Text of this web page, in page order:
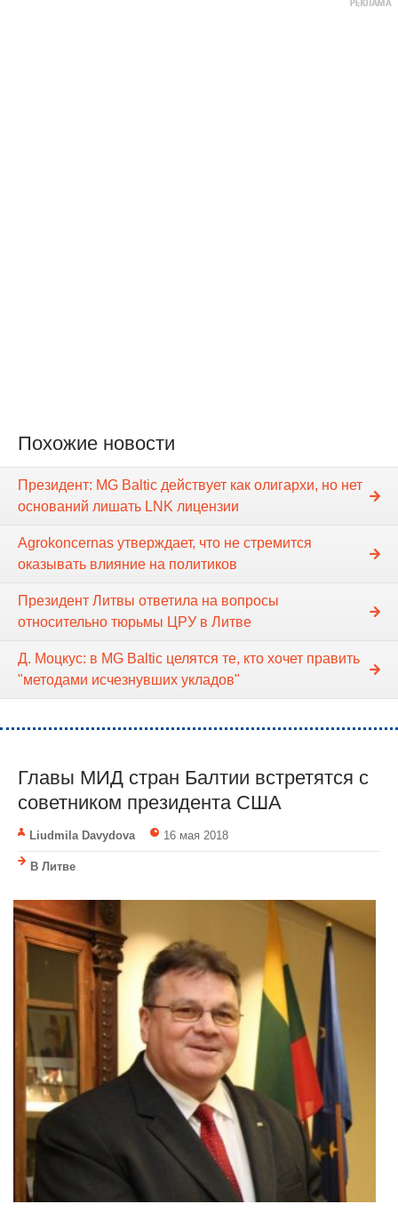
Похожие новости
Президент: MG Baltic действует как олигархи, но нет
оснований лишать LNK лицензии
Agrokoncernas утверждает, что не стремится
оказывать влияние на политиков
Президент Литвы ответила на вопросы
относительно тюрьмы ЦРУ в Литве
Д. Моцкус: в MG Baltic целятся те, кто хочет править
"методами исчезнувших укладов"
Главы МИД стран Балтии встретятся с
советником президента США
Liudmila Davydova 16 мая 2018
В Литве